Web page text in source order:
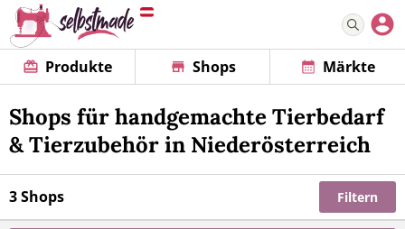
Produkte Shops Märkte
Shops für handgemachte Tierbedarf
& Tierzubehör in Niederösterreich
3 Shops Filtern